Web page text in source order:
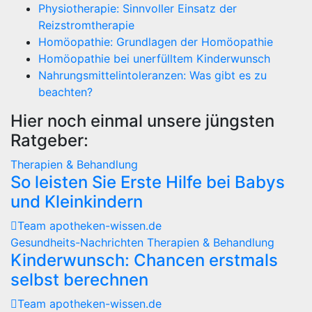
Physiotherapie: Sinnvoller Einsatz der
Reizstromtherapie
Homöopathie: Grundlagen der Homöopathie
Homöopathie bei unerfülltem Kinderwunsch
Nahrungsmittelintoleranzen: Was gibt es zu
beachten?
Hier noch einmal unsere jüngsten
Ratgeber:
Therapien & Behandlung
So leisten Sie Erste Hilfe bei Babys
und Kleinkindern
Team apotheken-wissen.de
Gesundheits-Nachrichten Therapien & Behandlung
Kinderwunsch: Chancen erstmals
selbst berechnen
Team apotheken-wissen.de